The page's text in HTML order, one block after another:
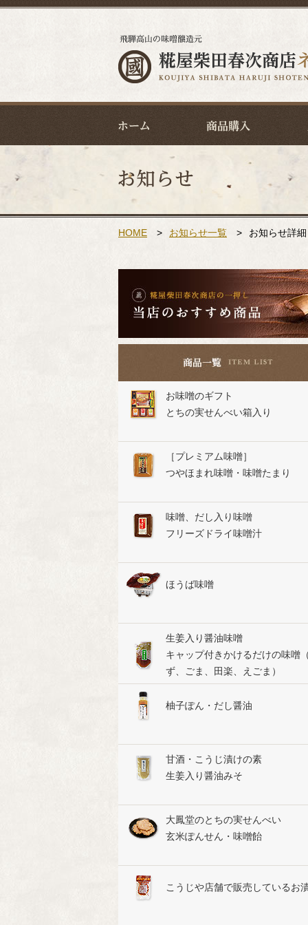
HOME > お知らせ一覧 > お知らせ詳細
お味噌のギフト
とちの実せんべい箱入り
［プレミアム味噌］
つやほまれ味噌・味噌たまり
味噌、だし入り味噌
フリーズドライ味噌汁
ほうば味噌
生姜入り醤油味噌
キャップ付きかけるだけの味噌
ず、ごま、田楽、えごま）
柚子ぽん・だし醤油
甘酒・こうじ漬けの素
生姜入り醤油みそ
大鳳堂のとちの実せんべい
玄米ぽんせん・味噌飴
こうじや店舗で販売しているお